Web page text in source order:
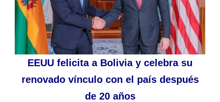
EEUU felicita a Bolivia y celebra su
renovado vínculo con el país después
de 20 años